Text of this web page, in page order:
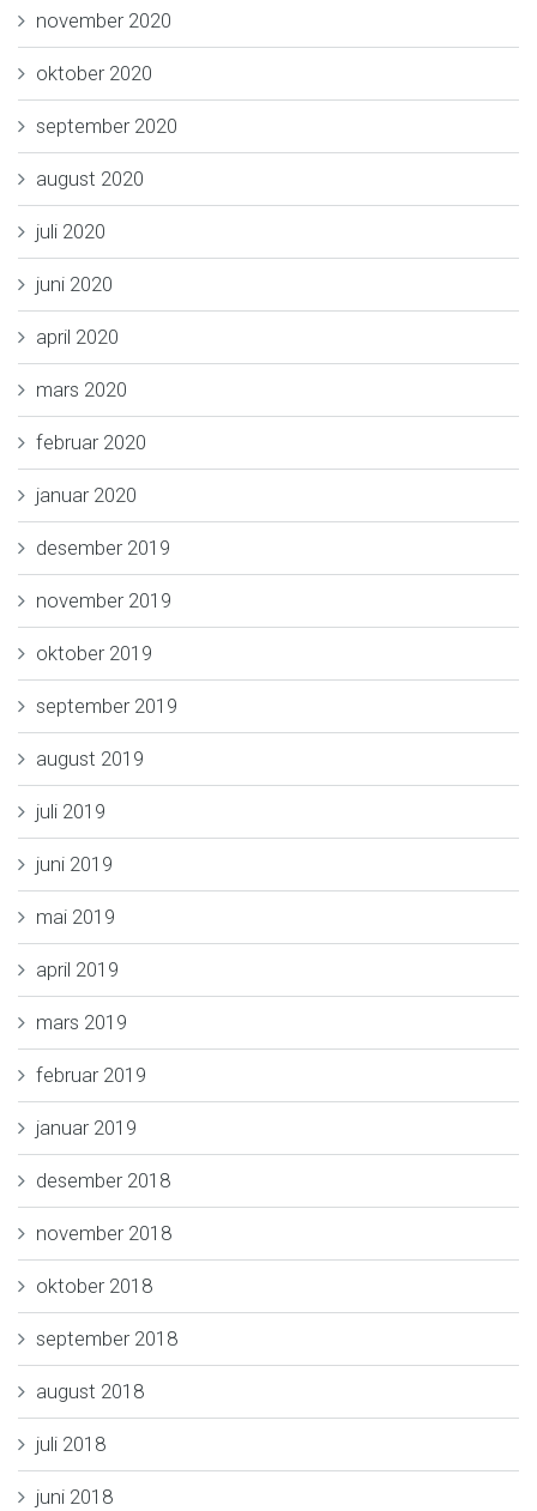
november 2020
oktober 2020
september 2020
august 2020
juli 2020
juni 2020
april 2020
mars 2020
februar 2020
januar 2020
desember 2019
november 2019
oktober 2019
september 2019
august 2019
juli 2019
juni 2019
mai 2019
april 2019
mars 2019
februar 2019
januar 2019
desember 2018
november 2018
oktober 2018
september 2018
august 2018
juli 2018
juni 2018